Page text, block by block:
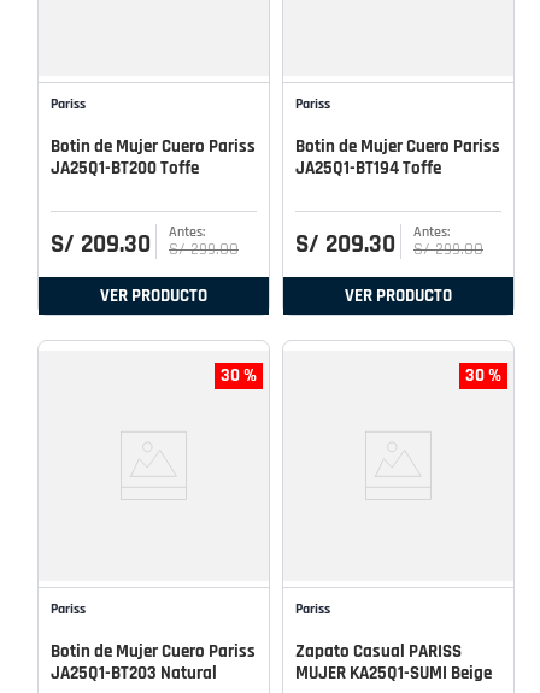
Pariss
Botin de Mujer Cuero Pariss
JA25Q1-BT200 Toffe
S/ 209.30 S/ 299.00
VER PRODUCTO
Pariss
Botin de Mujer Cuero Pariss
JA25Q1-BT194 Toffe
S/ 209.30 S/ 299.00
VER PRODUCTO
30 %
Pariss
Botin de Mujer Cuero Pariss
JA25Q1-BT203 Natural
30 %
Pariss
Zapato Casual PARISS
MUJER KA25Q1-SUMI Beige